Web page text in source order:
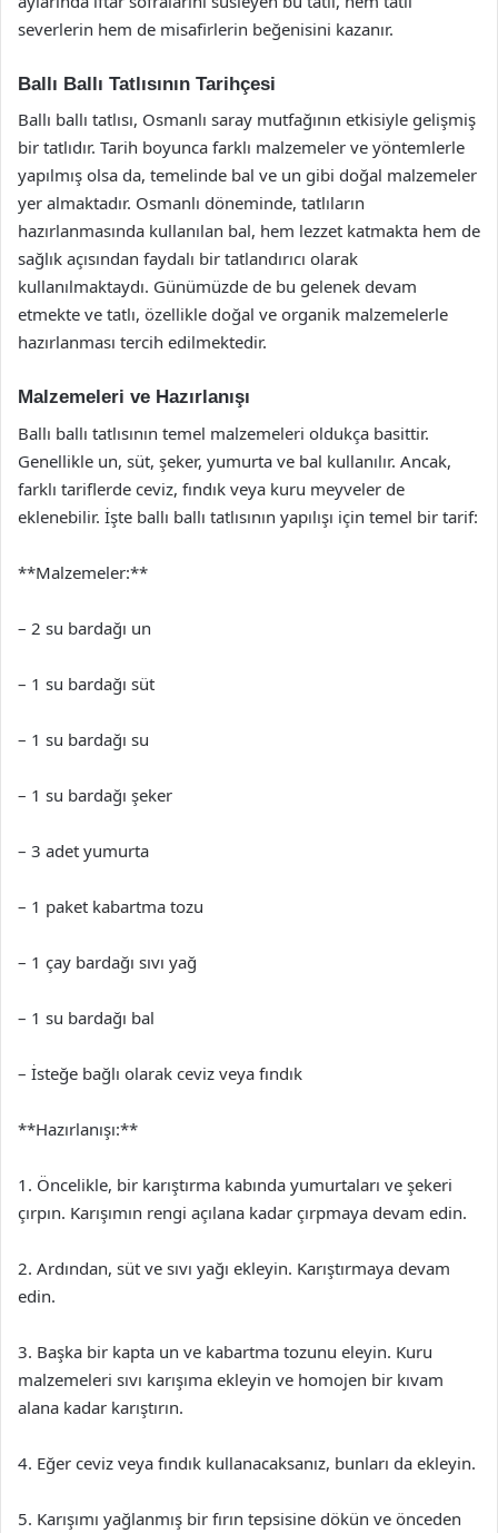
severlerin hem de misafirlerin beğenisini kazanır.
Ballı Ballı Tatlısının Tarihçesi
Ballı ballı tatlısı, Osmanlı saray mutfağının etkisiyle gelişmiş
bir tatlıdır. Tarih boyunca farklı malzemeler ve yöntemlerle
yapılmış olsa da, temelinde bal ve un gibi doğal malzemeler
yer almaktadır. Osmanlı döneminde, tatlıların
hazırlanmasında kullanılan bal, hem lezzet katmakta hem de
sağlık açısından faydalı bir tatlandırıcı olarak
kullanılmaktaydı. Günümüzde de bu gelenek devam
etmekte ve tatlı, özellikle doğal ve organik malzemelerle
hazırlanması tercih edilmektedir.
Malzemeleri ve Hazırlanışı
Ballı ballı tatlısının temel malzemeleri oldukça basittir.
Genellikle un, süt, şeker, yumurta ve bal kullanılır. Ancak,
farklı tariflerde ceviz, fındık veya kuru meyveler de
eklenebilir. İşte ballı ballı tatlısının yapılışı için temel bir tarif:
**Malzemeler:**
– 2 su bardağı un
– 1 su bardağı süt
– 1 su bardağı su
– 1 su bardağı şeker
– 3 adet yumurta
– 1 paket kabartma tozu
– 1 çay bardağı sıvı yağ
– 1 su bardağı bal
– İsteğe bağlı olarak ceviz veya fındık
**Hazırlanışı:**
1. Öncelikle, bir karıştırma kabında yumurtaları ve şekeri
çırpın. Karışımın rengi açılana kadar çırpmaya devam edin.
2. Ardından, süt ve sıvı yağı ekleyin. Karıştırmaya devam
edin.
3. Başka bir kapta un ve kabartma tozunu eleyin. Kuru
malzemeleri sıvı karışıma ekleyin ve homojen bir kıvam
alana kadar karıştırın.
4. Eğer ceviz veya fındık kullanacaksanız, bunları da ekleyin.
5. Karışımı yağlanmış bir fırın tepsisine dökün ve önceden